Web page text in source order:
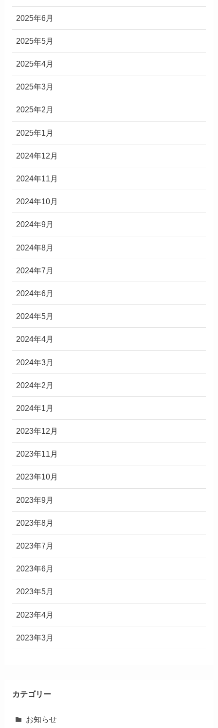
2025年6月
2025年5月
2025年4月
2025年3月
2025年2月
2025年1月
2024年12月
2024年11月
2024年10月
2024年9月
2024年8月
2024年7月
2024年6月
2024年5月
2024年4月
2024年3月
2024年2月
2024年1月
2023年12月
2023年11月
2023年10月
2023年9月
2023年8月
2023年7月
2023年6月
2023年5月
2023年4月
2023年3月
カテゴリー
お知らせ